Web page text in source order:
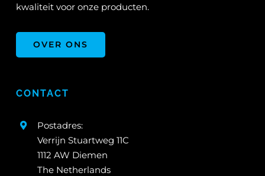
kwaliteit voor onze producten.
OVER ONS
CONTACT
Postadres:
Verrijn Stuartweg 11C
1112 AW Diemen
The Netherlands